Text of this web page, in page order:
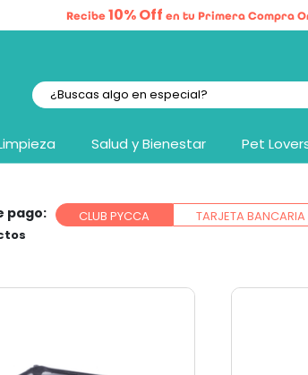
Recibe10% Off en tu Primera Compra
Salud y Bienestar Pet
pago: CLUB PYCCA TARJETA BANCARIA